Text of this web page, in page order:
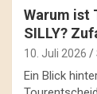
Warum ist
SILLY?
10. Juli 2026
Ein Blick